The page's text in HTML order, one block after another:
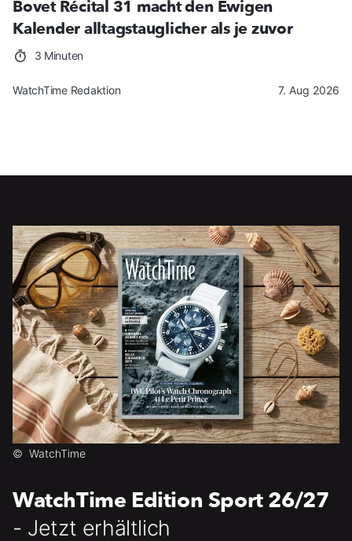
Bovet Récital 31 macht den Ewigen
Kalender alltagstauglicher als je zuvor
3 Minuten
WatchTime Redaktion 7. Aug 2026
© WatchTime
WatchTime Edition Sport 26/27
- Jetzt erhältlich